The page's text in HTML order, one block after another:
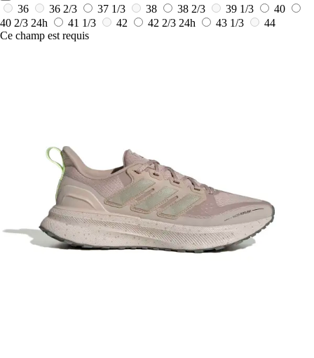
36
36 2/3 37 1/3 38 38 2/3 39 1/3
40
40 2/3 24h 41 1/3 42 42 2/3 24h 43 1/3
44
Ce champ est requis